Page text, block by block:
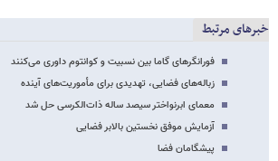
خبرهای مرتبط
فورانگرهای گاما بین نسبیت و کوانتوم داوری می‌کنند
زباله‌های فضایی، تهدیدی برای مأموریت‌های آینده
معمای ابرنواختر سیصد ساله ذات‌الکرسی حل شد
آزمایش موفق نخستین بالابر فضایی
پیشگامان فضا